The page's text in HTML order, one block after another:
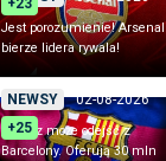
+23
Jest porozumienie! Arsenal
bierze lidera rywala!
NEWSY
02-08-2026
+25
Piłkarz może odejść z
Barcelony. Oferują 30 mln